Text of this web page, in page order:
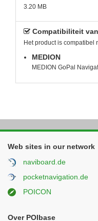
3.20 MB
Compatibiliteit
Het product is compatibel
MEDION
MEDION GoPal
Web sites in our network
naviboard.de
pocketnavigation.de
POICON
Over POIbase